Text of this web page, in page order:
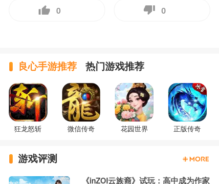
0 0
良心手游推荐 热门游戏推荐
狂龙怒斩 微信传奇 花园世界 正版传奇
游戏评测
《inZOI云族裔》试玩：高中成为作家